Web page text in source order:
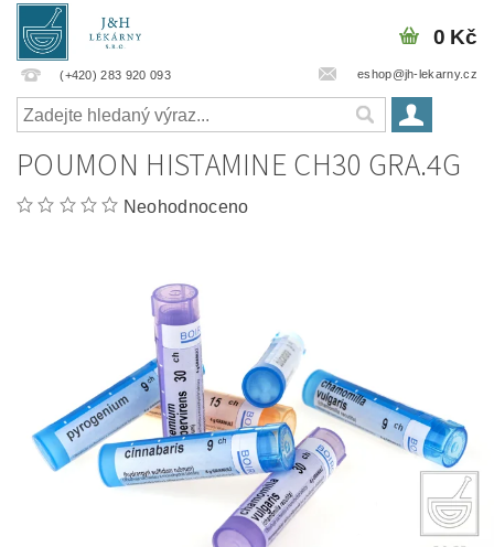
(+420) 283 920 093 eshop@jh-lekarny.cz
0 Kč
POUMON HISTAMINE CH30 GRA.4G
Neohodnoceno